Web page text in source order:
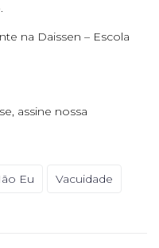
na Daissen – Escola
assine nossa
Eu Vacuidade